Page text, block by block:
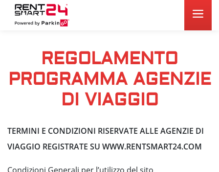
REGOLAMENTO
PROGRAMMA AGENZIE
DI VIAGGIO
TERMINI E CONDIZIONI RISERVATE ALLE AGENZIE DI
VIAGGIO REGISTRATE SU WWW.RENTSMART24.COM